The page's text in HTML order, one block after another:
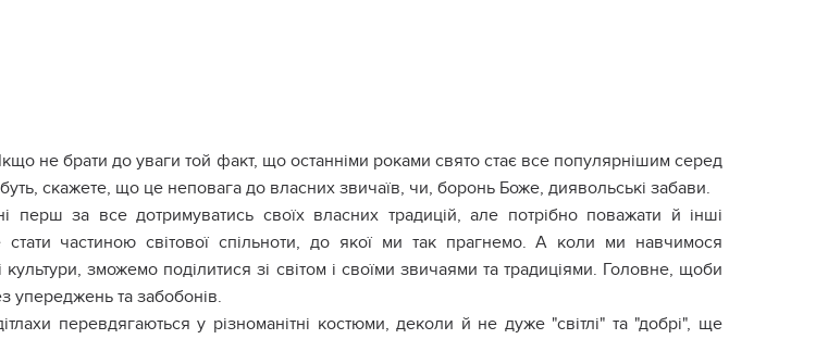
не брати до уваги той факт, що останніми роками свято стає все популярнішим серед
скажете, що це неповага до власних звичаїв, чи, боронь Боже, диявольські забави.
перш за все дотримуватись своїх власних традицій, але потрібно поважати й інші
частиною світової спільноти, до якої ми так прагнемо. А коли ми навчимося
зможемо поділитися зі світом і своїми звичаями та традиціями. Головне, щоби
упереджень та забобонів.
перевдягаються у різноманітні костюми, деколи й не дуже "світлі" та "добрі", ще